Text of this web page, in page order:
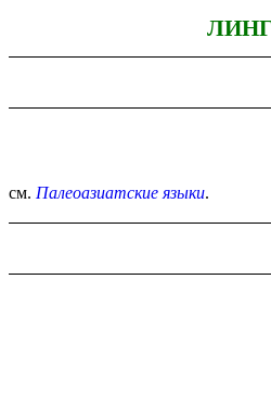
см. Палеоазиатские языки.